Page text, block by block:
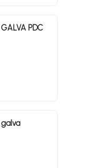
GALVA PDC
galva